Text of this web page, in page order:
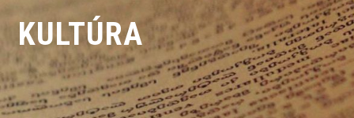
KULTÚRA